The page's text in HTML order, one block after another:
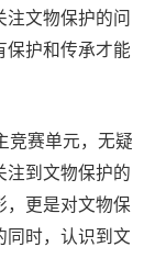
文物保护的问
保护和传承才能
竞赛单元，无疑
注到文物保护的
，更是对文物保
同时，认识到文